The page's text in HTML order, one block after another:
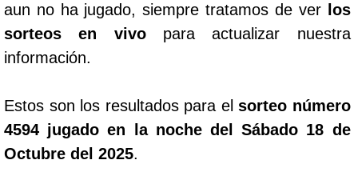
aun no ha jugado, siempre tratamos de ver
los
sorteos en vivopara actualizar nuestra
información.
Estos son los resultados para elsorteo número
4594 jugado en la noche del Sábado 18 de
Octubre del 2025.